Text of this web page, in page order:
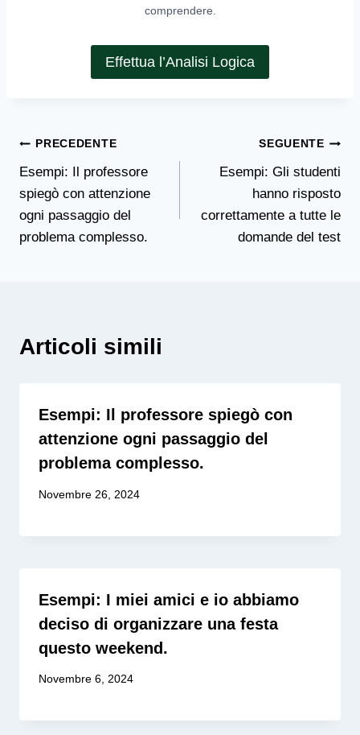
comprendere.
Effettua l’Analisi Logica
Navigazione
articoli
PRECEDENTE
Esempi: Il professore
spiegò con attenzione
ogni passaggio del
problema complesso.
SEGUENTE
Esempi: Gli studenti
hanno risposto
correttamente a tutte le
domande del test
Articoli simili
Esempi: Il professore spiegò con
attenzione ogni passaggio del
problema complesso.
Novembre 26, 2024
Esempi: I miei amici e io abbiamo
deciso di organizzare una festa
questo weekend.
Novembre 6, 2024